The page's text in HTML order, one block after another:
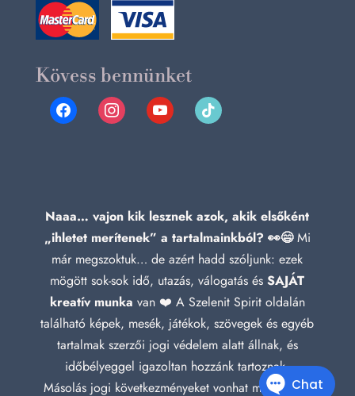
Kövess bennünket
facebookinstagramyoutube tiktok
Naaa… vajon kik lesznek azok, akik elsőként
„ihletet merítenek” a tartalmainkból? 👀😄Mi
már megszoktuk… de azért hadd szóljunk: ezek
mögött sok-sok idő, utazás, válogatás ésSAJÁT
kreatív munka van ❤️ A Szelenit Spirit oldalán
található képek, mesék, játékok, szövegek és egyéb
tartalmak szerzői jogi védelem alatt állnak, és
időbélyeggel igazoltan hozzánk tartoznak.
Másolás jogi következményeket vonhat maga után!